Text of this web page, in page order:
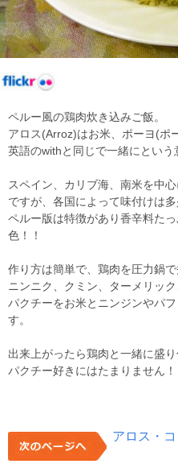
ペルー風の鶏肉炊き込みご飯。
アロス(Arroz)はお米、ポーヨ(ポ
英語のwithと同じで一緒にという
スペイン、カリブ海、南米を中
ですが、各国によって味付けは多
ペルー版は特徴があり香辛料た
色！！
作り方は簡単で、鶏肉を圧力鍋
ニンニク、クミン、ターメリッ
パクチーをお米とニンジンやパ
す。
出来上がったら鶏肉と一緒に盛り
パクチー好きにはたまりません！
アロス・